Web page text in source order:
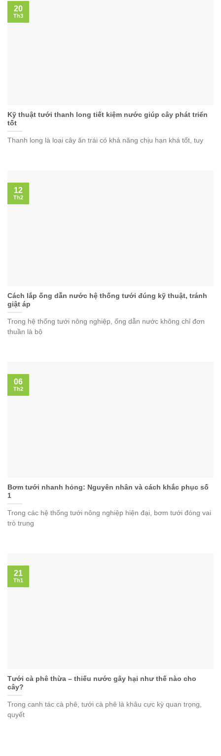
Kỹ thuật tưới thanh long tiết kiệm nước giúp cây phát triển
tốt
Thanh long là loại cây ăn trái có khả năng chịu hạn khá tốt, tuy
20
Th3
Cách lắp ống dẫn nước hệ thống tưới đúng kỹ thuật, tránh
giật áp
Trong hệ thống tưới nông nghiệp, ống dẫn nước không chỉ đơn
thuần là bộ
12
Th2
Bơm tưới nhanh hỏng: Nguyên nhân và cách khắc phục số
1
Trong các hệ thống tưới nông nghiệp hiện đại, bơm tưới đóng vai
trò trung
06
Th2
Tưới cà phê thừa – thiếu nước gây hại như thế nào cho
cây?
Trong canh tác cà phê, tưới cà phê là khâu cực kỳ quan trọng,
quyết
21
Th1